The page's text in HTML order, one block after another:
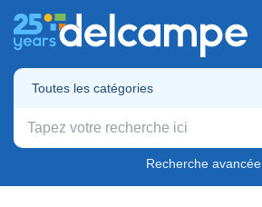
Toutes les catégories
Recherche avancée